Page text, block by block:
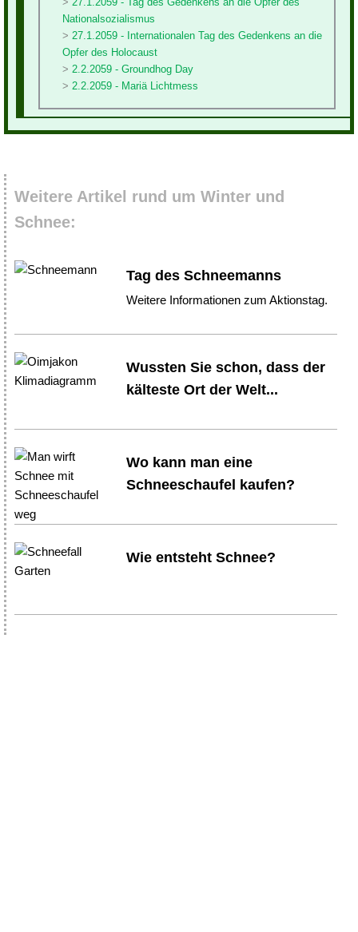
Nationalsozialismus
27.1.2059 - Internationalen Tag des Gedenkens an die
Opfer des Holocaust
2.2.2059 - Groundhog Day
2.2.2059 - Mariä Lichtmess
Weitere Artikel rund um Winter und
Schnee:
Tag des Schneemanns
Weitere Informationen zum Aktionstag.
Wussten Sie schon, dass der
kälteste Ort der Welt...
Wo kann man eine
Schneeschaufel kaufen?
Wie entsteht Schnee?